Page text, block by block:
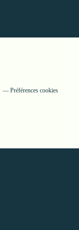
Préférences cookies